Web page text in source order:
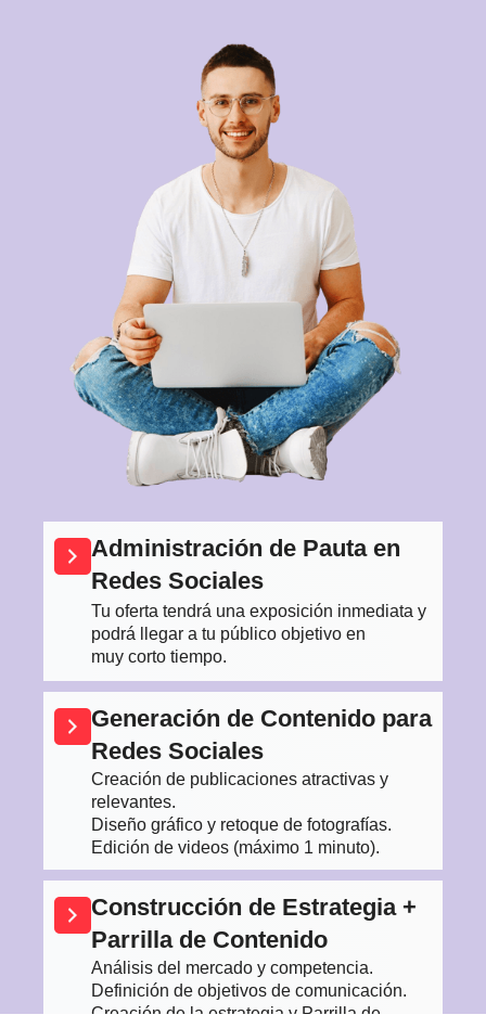
Administración de Pauta en
Redes Sociales
Tu oferta tendrá una exposición inmediata y
podrá llegar a tu público objetivo en
muy corto tiempo.
Generación de Contenido para
Redes Sociales
Creación de publicaciones atractivas y
relevantes.
Diseño gráfico y retoque de fotografías.
Edición de videos (máximo 1 minuto).
Construcción de Estrategia +
Parrilla de Contenido
Análisis del mercado y competencia.
Definición de objetivos de comunicación.
Creación de la estrategia y Parrilla de